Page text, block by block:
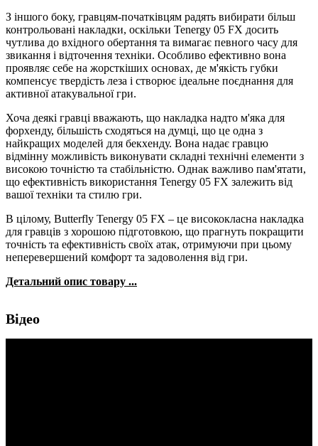
З іншого боку, гравцям-початківцям радять вибирати більш
контрольовані накладки, оскільки Tenergy 05 FX досить
чутлива до вхідного обертання та вимагає певного часу для
звикання і відточення техніки. Особливо ефективно вона
проявляє себе на жорсткіших основах, де м'якість губки
компенсує твердість леза і створює ідеальне поєднання для
активної атакувальної гри.
Хоча деякі гравці вважають, що накладка надто м'яка для
форхенду, більшість сходяться на думці, що це одна з
найкращих моделей для бекхенду. Вона надає гравцю
відмінну можливість виконувати складні технічні елементи з
високою точністю та стабільністю. Однак важливо пам'ятати,
що ефективність використання Tenergy 05 FX залежить від
вашої техніки та стилю гри.
В цілому, Butterfly Tenergy 05 FX – це висококласна накладка
для гравців з хорошою підготовкою, що прагнуть покращити
точність та ефективність своїх атак, отримуючи при цьому
неперевершений комфорт та задоволення від гри.
Детальний опис товару ...
Відео